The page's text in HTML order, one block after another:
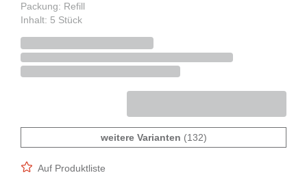
Packung: Refill
Inhalt: 5 Stück
weitere Varianten (132)
Auf Produktliste